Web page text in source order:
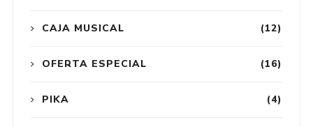
(12)
CAJA MUSICAL
(16)
OFERTA ESPECIAL
(4)
PIKA